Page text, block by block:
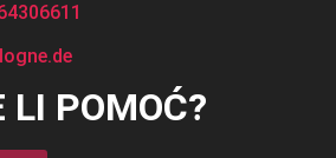
LI POMOĆ?